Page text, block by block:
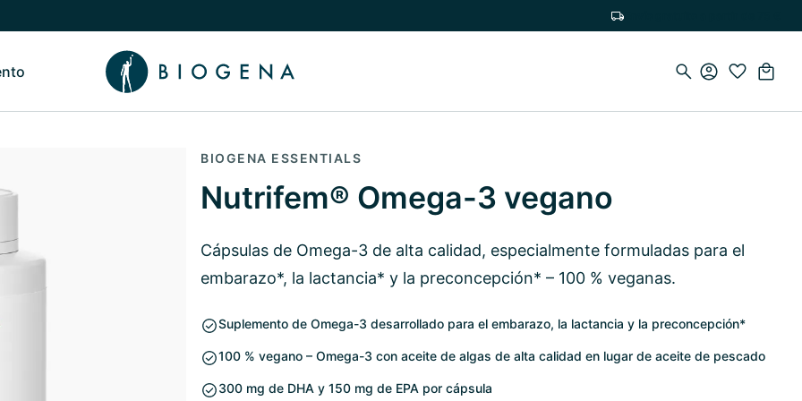
NosotrosAlternar submenú de Conocimiento
BIOGENA ESSENTIALS
Nutrifem® Omega-3 vegano
Cápsulas de Omega-3 de alta calidad, especialmente formuladas para el
embarazo*, la lactancia* y la preconcepción* – 100 % veganas.
Suplemento de Omega-3 desarrollado para el embarazo, la lactancia y la preconcepción*
100 % vegano – Omega-3 con aceite de algas de alta calidad en lugar de aceite de pescado
300 mg de DHA y 150 mg de EPA por cápsula